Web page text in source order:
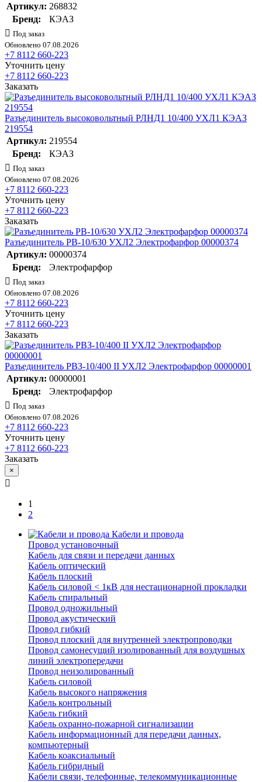
Артикул: 268832
Бренд:
КЭАЗ
Под заказ
Обновлено 07.08.2026
+7 8112 660-223
Уточнить цену
+7 8112 660-223
Заказать
Разъединитель высоковольтный РЛНД1 10/400 УХЛ1 КЭАЗ
219554
Артикул: 219554
Бренд:
КЭАЗ
Под заказ
Обновлено 07.08.2026
+7 8112 660-223
Уточнить цену
+7 8112 660-223
Заказать
Разъединитель РВ-10/630 УХЛ2 Электрофарфор 00000374
Артикул: 00000374
Бренд:
Электрофарфор
Под заказ
Обновлено 07.08.2026
+7 8112 660-223
Уточнить цену
+7 8112 660-223
Заказать
Разъединитель РВЗ-10/400 II УХЛ2 Электрофарфор 00000001
Артикул: 00000001
Бренд:
Электрофарфор
Под заказ
Обновлено 07.08.2026
+7 8112 660-223
Уточнить цену
+7 8112 660-223
Заказать
×
1
2
Кабели и провода
Провод установочный
Кабель для связи и передачи данных
Кабель оптический
Кабель плоский
Кабель силовой < 1кВ для нестационарной прокладки
Кабель спиральный
Провод одножильный
Провод акустический
Провод гибкий
Провод плоский для внутренней электропроводки
Провод самонесущий изолированный для воздушных
линий электропередачи
Провод неизолированный
Кабель силовой
Кабель высокого напряжения
Кабель контрольный
Кабель гибкий
Кабель охранно-пожарной сигнализации
Кабель информационный для передачи данных,
компьютерный
Кабель коаксиальный
Кабель гибридный
Кабели связи, телефонные, телекоммуникационные